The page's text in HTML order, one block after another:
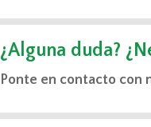
¿Alguna duda?
Ponte en contacto con